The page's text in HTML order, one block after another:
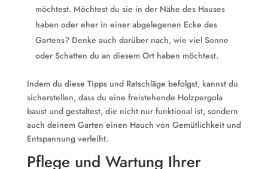
möchtest. Möchtest du sie in der Nähe des Hauses
haben oder eher in einer abgelegenen Ecke des
Gartens? Denke auch darüber nach, wie viel Sonne
oder Schatten du an diesem Ort haben möchtest.
Indem du diese Tipps und Ratschläge befolgst, kannst du
sicherstellen, dass du eine freistehende Holzpergola
baust und gestaltest, die nicht nur funktional ist, sondern
auch deinem Garten einen Hauch von Gemütlichkeit und
Entspannung verleiht.
Pflege und Wartung Ihrer